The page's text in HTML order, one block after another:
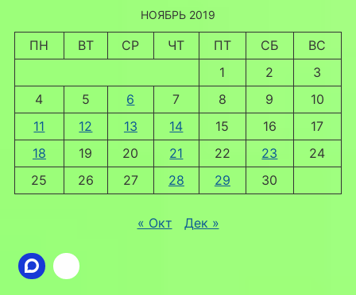
НОЯБРЬ 2019
ПН ВТ СР ЧТ ПТ СБ
ВС
1
2
3
4
5 6 7 8 9
10
11
12 13 14 15 16
17
18
19 20 21 22 23
24
25
26 27 28 29 30
« Окт Дек »